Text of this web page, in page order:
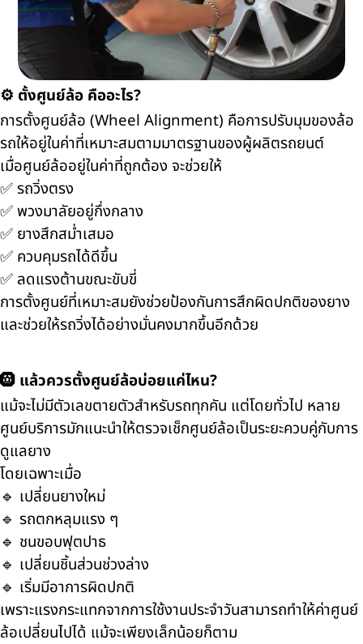
⚙️ ตั้งศูนย์ล้อ คืออะไร?
การตั้งศูนย์ล้อ (Wheel Alignment) คือการปรับมุมของล้อ
รถให้อยู่ในค่าที่เหมาะสมตามมาตรฐานของผู้ผลิตรถยนต์
เมื่อศูนย์ล้ออยู่ในค่าที่ถูกต้อง จะช่วยให้
✅ รถวิ่งตรง
✅ พวงมาลัยอยู่กึ่งกลาง
✅ ยางสึกสม่ำเสมอ
✅ ควบคุมรถได้ดีขึ้น
✅ ลดแรงต้านขณะขับขี่
การตั้งศูนย์ที่เหมาะสมยังช่วยป้องกันการสึกผิดปกติของยาง
และช่วยให้รถวิ่งได้อย่างมั่นคงมากขึ้นอีกด้วย
🛞 แล้วควรตั้งศูนย์ล้อบ่อยแค่ไหน?
แม้จะไม่มีตัวเลขตายตัวสำหรับรถทุกคัน แต่โดยทั่วไป หลาย
ศูนย์บริการมักแนะนำให้ตรวจเช็กศูนย์ล้อเป็นระยะควบคู่กับการ
ดูแลยาง
โดยเฉพาะเมื่อ
🔹 เปลี่ยนยางใหม่
🔹 รถตกหลุมแรง ๆ
🔹 ชนขอบฟุตปาธ
🔹 เปลี่ยนชิ้นส่วนช่วงล่าง
🔹 เริ่มมีอาการผิดปกติ
เพราะแรงกระแทกจากการใช้งานประจำวันสามารถทำให้ค่าศูนย์
ล้อเปลี่ยนไปได้ แม้จะเพียงเล็กน้อยก็ตาม